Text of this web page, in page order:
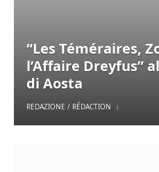
“Les Téméraires,
l’Affaire Dreyfus”
di Aosta
REDAZIONE / RÉDACTION